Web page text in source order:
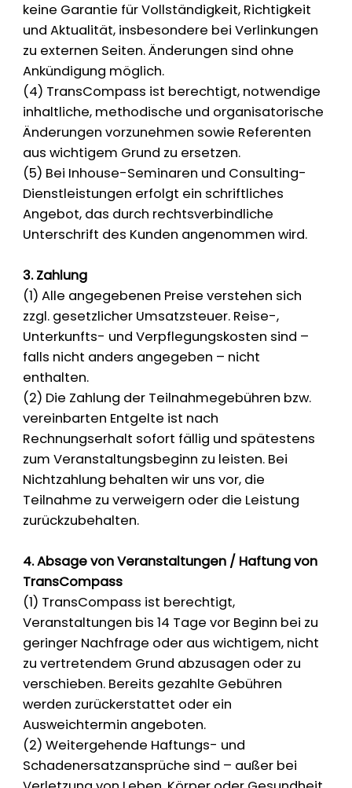
keine Garantie für Vollständigkeit, Richtigkeit
und Aktualität, insbesondere bei Verlinkungen
zu externen Seiten. Änderungen sind ohne
Ankündigung möglich.
(4) TransCompass ist berechtigt, notwendige
inhaltliche, methodische und organisatorische
Änderungen vorzunehmen sowie Referenten
aus wichtigem Grund zu ersetzen.
(5) Bei Inhouse-Seminaren und Consulting-
Dienstleistungen erfolgt ein schriftliches
Angebot, das durch rechtsverbindliche
Unterschrift des Kunden angenommen wird.
3. Zahlung
(1) Alle angegebenen Preise verstehen sich
zzgl. gesetzlicher Umsatzsteuer. Reise-,
Unterkunfts- und Verpflegungskosten sind –
falls nicht anders angegeben – nicht
enthalten.
(2) Die Zahlung der Teilnahmegebühren bzw.
vereinbarten Entgelte ist nach
Rechnungserhalt sofort fällig und spätestens
zum Veranstaltungsbeginn zu leisten. Bei
Nichtzahlung behalten wir uns vor, die
Teilnahme zu verweigern oder die Leistung
zurückzubehalten.
4. Absage von Veranstaltungen / Haftung von
TransCompass
(1) TransCompass ist berechtigt,
Veranstaltungen bis 14 Tage vor Beginn bei zu
geringer Nachfrage oder aus wichtigem, nicht
zu vertretendem Grund abzusagen oder zu
verschieben. Bereits gezahlte Gebühren
werden zurückerstattet oder ein
Ausweichtermin angeboten.
(2) Weitergehende Haftungs- und
Schadenersatzansprüche sind – außer bei